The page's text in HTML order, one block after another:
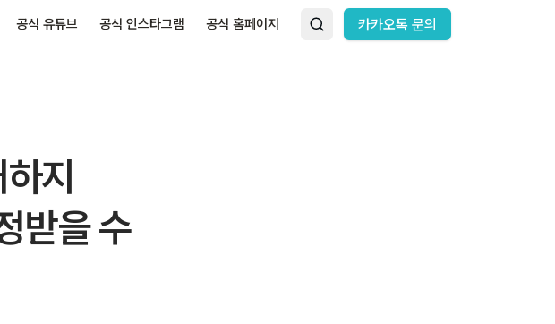
공식 유튜브 공식 인스타그램 공식 홈페이지 카카오톡 문의
지
받을 수